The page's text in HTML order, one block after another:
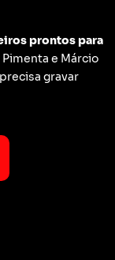
prontos para
e Márcio
gravar